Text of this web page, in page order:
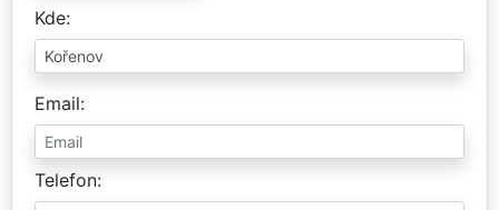
Kde
Email
Telefon